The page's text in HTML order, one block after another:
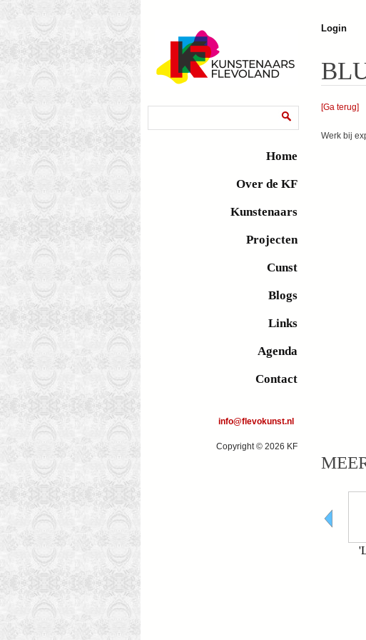
Home
Over de KF
Kunstenaars
Projecten
Cunst
Blogs
Links
Agenda
Contact
info@flevokunst.nl
Copyright © 2026 KF
Login
[Ga terug]
Werk bij